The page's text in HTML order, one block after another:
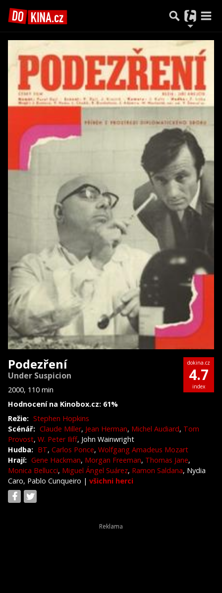
Podezření
Under Suspicion
2000, 110 min
Hodnocení na Kinobox.cz: 61%
dokina.cz
4.7
index
Režie: Stephen Hopkins
Scénář: Claude Miller, Jean Herman, Michel Audiard, Tom
Provost, W. Peter Iliff, John Wainwright
Hudba: BT, Carlos Ponce, Wolfgang Amadeus Mozart
Hrají: Gene Hackman, Morgan Freeman, Thomas Jane,
Monica Bellucci, Miguel Ángel Suárez, Ramon Saldana, Nydia
Caro, Pablo Cunqueiro | všichni herci